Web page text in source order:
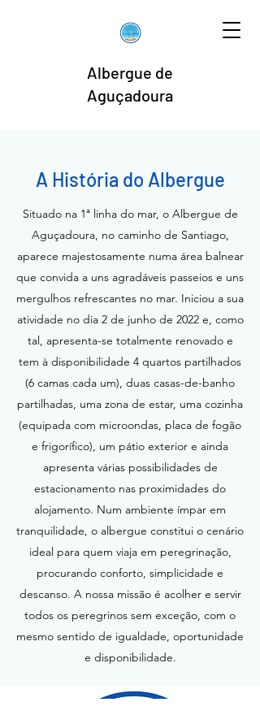
Albergue de
Aguçadoura
A História do Albergue
Situado na 1ª linha do mar, o Albergue de
Aguçadoura, no caminho de Santiago,
aparece majestosamente numa área balnear
que convida a uns agradáveis passeios e uns
mergulhos refrescantes no mar. Iniciou a sua
atividade no dia 2 de junho de 2022 e, como
tal, apresenta-se totalmente renovado e
tem à disponibilidade 4 quartos partilhados
(6 camas cada um), duas casas-de-banho
partilhadas, uma zona de estar, uma cozinha
(equipada com microondas, placa de fogão
e frigorífico), um pátio exterior e ainda
apresenta várias possibilidades de
estacionamento nas proximidades do
alojamento. Num ambiente ímpar em
tranquilidade, o albergue constitui o cenário
ideal para quem viaja em peregrinação,
procurando conforto, simplicidade e
descanso. A nossa missão é acolher e servir
todos os peregrinos sem exceção, com o
mesmo sentido de igualdade, oportunidade
e disponibilidade.